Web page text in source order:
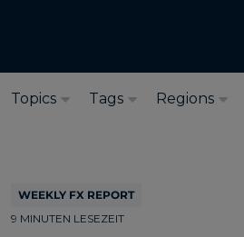
Topics Tags Regions
WEEKLY FX REPORT
9 MINUTEN LESEZEIT